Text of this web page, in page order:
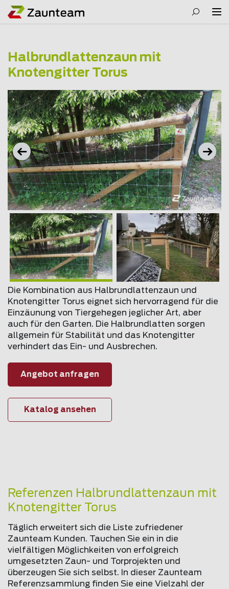
Halbrundlattenzaun mit
Knotengitter Torus
Die Kombination aus Halbrundlattenzaun und
Knotengitter Torus eignet sich hervorragend für die
Einzäunung von Tiergehegen jeglicher Art, aber
auch für den Garten. Die Halbrundlatten sorgen
allgemein für Stabilität und das Knotengitter
verhindert das Ein- und Ausbrechen.
Angebot anfragen
Katalog ansehen
Referenzen Halbrundlattenzaun mit
Knotengitter Torus
Täglich erweitert sich die Liste zufriedener
Zaunteam Kunden. Tauchen Sie ein in die
vielfältigen Möglichkeiten von erfolgreich
umgesetzten Zaun- und Torprojekten und
überzeugen Sie sich selbst. In dieser Zaunteam
Referenzsammlung finden Sie eine Vielzahl der